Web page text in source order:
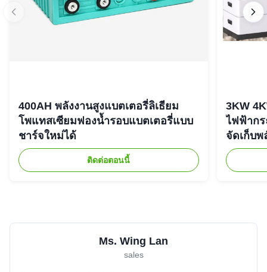
400AH พลังงานสูงแบตเตอรี่ลิเธียม
โพแทสเซียมฟองน้ำรอบแบตเตอรี่แบบ
ชาร์จใหม่ได้
ติดต่อตอนนี้
3KW
ไฟฟ้าก
จัดเก็บพ
Ms. Wing Lan
sales